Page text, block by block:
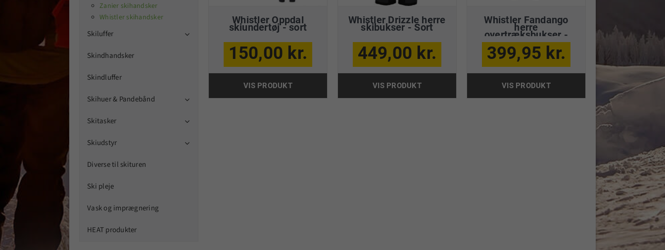
Zanier skihandsker
Whistler skihandsker
Skiluffer 
Skindhandsker
Skindluffer
Skihuer & Pandebånd 
Skitasker 
Skiudstyr 
Diverse til skituren
Ski pleje
Vask og imprægnering
HEAT produkter
Whistler Oppdal
skiundertøj - sort
150,00 kr.
VIS PRODUKT
Whistler Drizzle herre
skibukser - Sort
449,00 kr.
VIS PRODUKT
Whistler Fandango
herre
overtræksbukser -
sort
399,95 kr.
VIS PRODUKT